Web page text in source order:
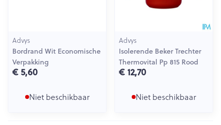
Advys
Bordrand Wit Economische
Verpakking
€ 5,60
Niet beschikbaar
Advys
Isolerende Beker Trechter
Thermovital Pp 815 Rood
€ 12,70
Niet beschikbaar